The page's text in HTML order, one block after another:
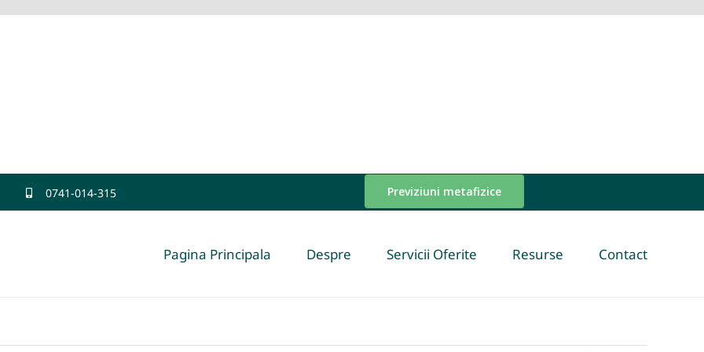
0741-014-315 Previziuni metafizice
Pagina Principala Despre Servicii Oferite Resurse Contact